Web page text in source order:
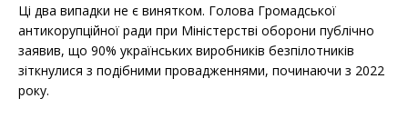
Ці два випадки не є винятком. Голова Громадської
антикорупційної ради при Міністерстві оборони публічно
заявив, що 90% українських виробників безпілотників
зіткнулися з подібними провадженнями, починаючи з 2022
року.